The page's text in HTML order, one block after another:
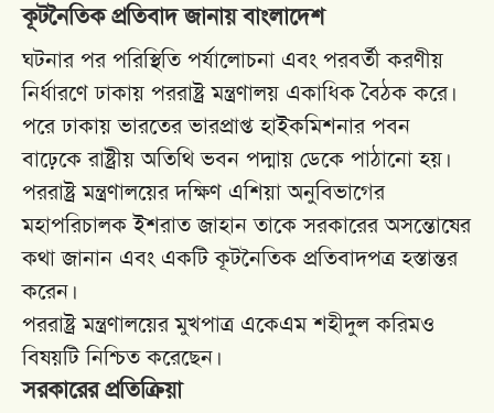
কূটনৈতিক প্রতিবাদ জানায় বাংলাদেশ
ঘটনার পর পরিস্থিতি পর্যালোচনা এবং পরবর্তী করণীয়
নির্ধারণে ঢাকায় পররাষ্ট্র মন্ত্রণালয় একাধিক বৈঠক করে।
পরে ঢাকায় ভারতের ভারপ্রাপ্ত হাইকমিশনার পবন
বাঢ়েকে রাষ্ট্রীয় অতিথি ভবন পদ্মায় ডেকে পাঠানো হয়।
পররাষ্ট্র মন্ত্রণালয়ের দক্ষিণ এশিয়া অনুবিভাগের
মহাপরিচালক ইশরাত জাহান তাকে সরকারের অসন্তোষের
কথা জানান এবং একটি কূটনৈতিক প্রতিবাদপত্র হস্তান্তর
করেন।
পররাষ্ট্র মন্ত্রণালয়ের মুখপাত্র একেএম শহীদুল করিমও
বিষয়টি নিশ্চিত করেছেন।
সরকারের প্রতিক্রিয়া